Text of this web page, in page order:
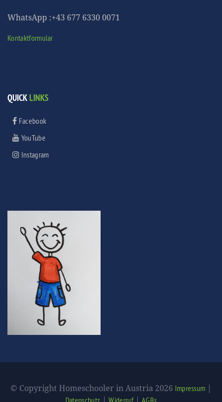
WhatsApp :+43 677 6330 0071
Kontaktformular
QUICKLINKS
Facebook
YouTube
Instagram
© Copyright Homeschooler in Austria 2026 Impressum |